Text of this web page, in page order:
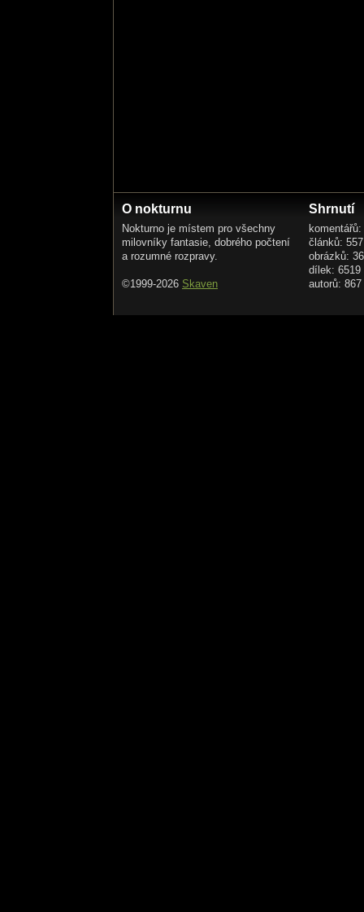
O nokturnu
Nokturno je místem pro všechny
milovníky fantasie, dobrého počtení
a rozumné rozpravy.
©1999-2026 Skaven
Shrnutí
článků: 557
obrázků:
dílek: 6519
autorů: 867